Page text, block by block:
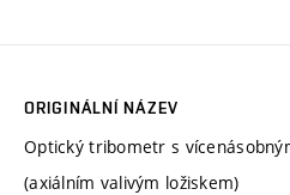
ORIGINÁLNÍ NÁZEV
Optický tribometr s
(axiálním valivým ložiskem)